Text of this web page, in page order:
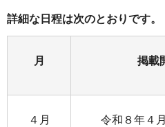
詳細な日程は次のとおりです。
月 掲載
４月 令和８年４